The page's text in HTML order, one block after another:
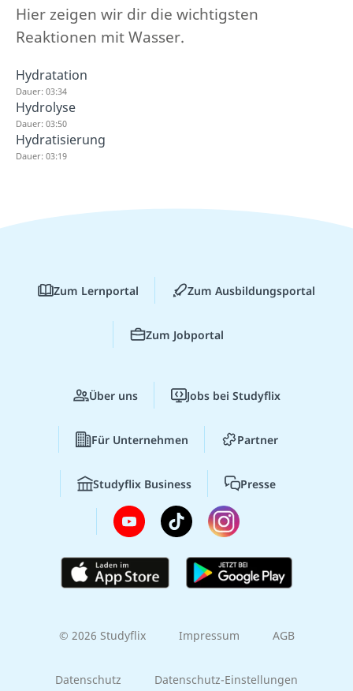
Hier zeigen wir dir die wichtigsten
Reaktionen mit Wasser.
Hydratation
Dauer: 03:34
Hydrolyse
Dauer: 03:50
Hydratisierung
Dauer: 03:19
Zum Lernportal Zum Ausbildungsportal
Zum Jobportal
Über uns Jobs bei Studyflix
Für Unternehmen Partner
Studyflix Business Presse
© 2026 Studyflix Impressum AGB
Datenschutz Datenschutz-Einstellungen